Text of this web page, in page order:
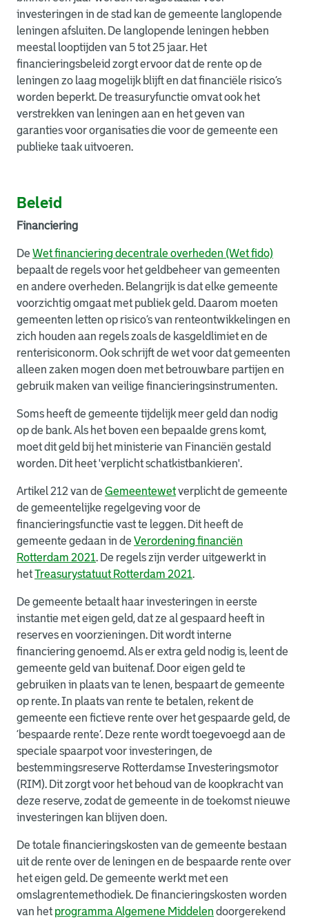
investeringen in de stad kan de gemeente langlopende
leningen afsluiten. De langlopende leningen hebben
meestal looptijden van 5 tot 25 jaar. Het
financieringsbeleid zorgt ervoor dat de rente op de
leningen zo laag mogelijk blijft en dat financiële risico’s
worden beperkt. De treasuryfunctie omvat ook het
verstrekken van leningen aan en het geven van
garanties voor organisaties die voor de gemeente een
publieke taak uitvoeren.
Beleid
Financiering
De Wet financiering decentrale overheden (Wet fido)
bepaalt de regels voor het geldbeheer van gemeenten
en andere overheden. Belangrijk is dat elke gemeente
voorzichtig omgaat met publiek geld. Daarom moeten
gemeenten letten op risico’s van renteontwikkelingen en
zich houden aan regels zoals de kasgeldlimiet en de
renterisiconorm. Ook schrijft de wet voor dat gemeenten
alleen zaken mogen doen met betrouwbare partijen en
gebruik maken van veilige financieringsinstrumenten.
Soms heeft de gemeente tijdelijk meer geld dan nodig
op de bank. Als het boven een bepaalde grens komt,
moet dit geld bij het ministerie van Financiën gestald
worden. Dit heet 'verplicht schatkistbankieren'.
Artikel 212 van de Gemeentewetverplicht de gemeente
de gemeentelijke regelgeving voor de
financieringsfunctie vast te leggen. Dit heeft de
gemeente gedaan in de Verordening financiën
Rotterdam 2021. De regels zijn verder uitgewerkt in
hetTreasurystatuut Rotterdam 2021.
De gemeente betaalt haar investeringen in eerste
instantie met eigen geld, dat ze al gespaard heeft in
reserves en voorzieningen. Dit wordt interne
financiering genoemd. Als er extra geld nodig is, leent de
gemeente geld van buitenaf. Door eigen geld te
gebruiken in plaats van te lenen, bespaart de gemeente
op rente. In plaats van rente te betalen, rekent de
gemeente een fictieve rente over het gespaarde geld, de
‘bespaarde rente’. Deze rente wordt toegevoegd aan de
speciale spaarpot voor investeringen, de
bestemmingsreserve Rotterdamse Investeringsmotor
(RIM). Dit zorgt voor het behoud van de koopkracht van
deze reserve, zodat de gemeente in de toekomst nieuwe
investeringen kan blijven doen.
De totale financieringskosten van de gemeente bestaan
uit de rente over de leningen en de bespaarde rente over
het eigen geld. De gemeente werkt met een
omslagrentemethodiek. De financieringskosten worden
van het programma Algemene Middelen doorgerekend